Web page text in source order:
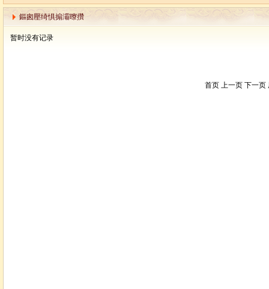
鏂囪壓绮惧搧灞曢攢
暂时没有记录
首页 上一页 下一页